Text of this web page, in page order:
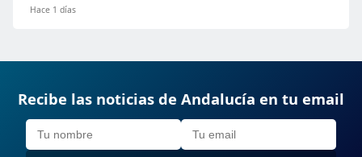
Hace 1 días
Recibe las noticias de Andalucía en tu email